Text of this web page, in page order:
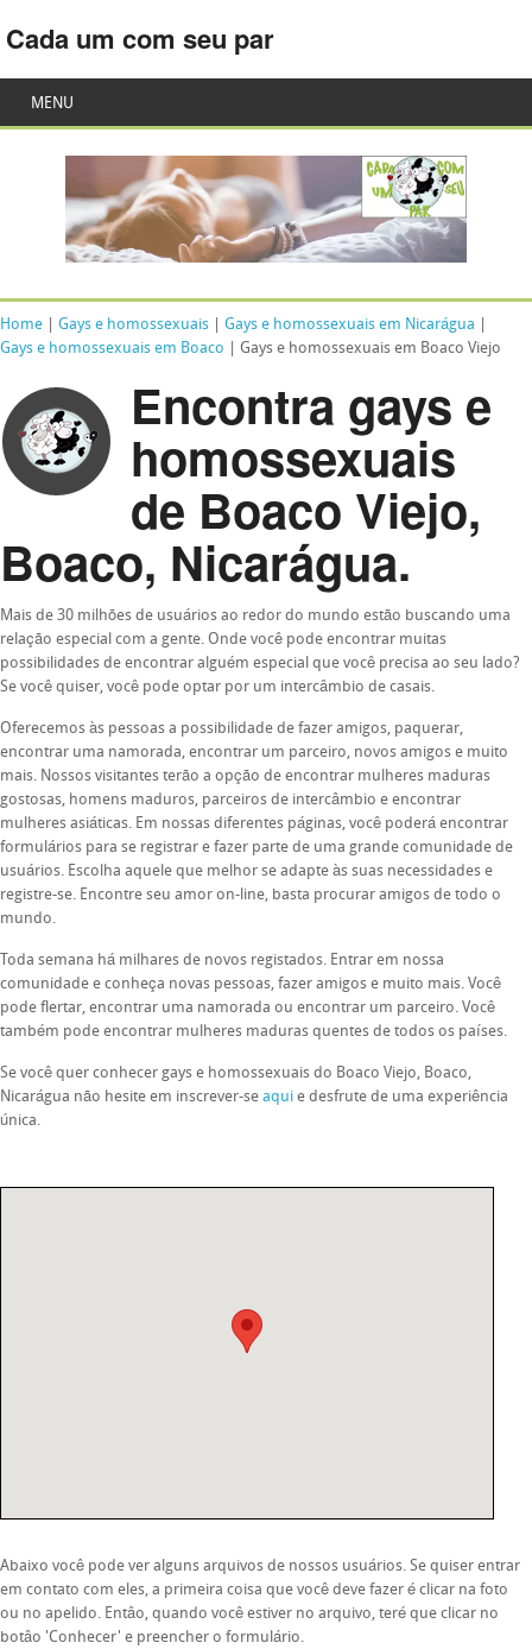
Cada um com seu par
MENU
Home Gays e homossexuais Gays e homossexuais em Nicarágua
Gays e homossexuais em Boaco | Gays e homossexuais em Boaco Viejo
Encontra gays e
homossexuais
de Boaco Viejo,
Boaco, Nicarágua.
Mais de 30 milhões de usuários ao redor do mundo estão buscando uma
relação especial com a gente. Onde você pode encontrar muitas
possibilidades de encontrar alguém especial que você precisa ao seu lado?
Se você quiser, você pode optar por um intercâmbio de casais.
Oferecemos às pessoas a possibilidade de fazer amigos, paquerar,
encontrar uma namorada, encontrar um parceiro, novos amigos e muito
mais. Nossos visitantes terão a opção de encontrar mulheres maduras
gostosas, homens maduros, parceiros de intercâmbio e encontrar
mulheres asiáticas. Em nossas diferentes páginas, você poderá encontrar
formulários para se registrar e fazer parte de uma grande comunidade de
usuários. Escolha aquele que melhor se adapte às suas necessidades e
registre-se. Encontre seu amor on-line, basta procurar amigos de todo o
mundo.
Toda semana há milhares de novos registados. Entrar em nossa
comunidade e conheça novas pessoas, fazer amigos e muito mais. Você
pode flertar, encontrar uma namorada ou encontrar um parceiro. Você
também pode encontrar mulheres maduras quentes de todos os países.
Se você quer conhecer gays e homossexuais do Boaco Viejo, Boaco,
Nicarágua não hesite em inscrever-se aqui e desfrute de uma experiência
única.
Abaixo você pode ver alguns arquivos de nossos usuários. Se quiser entrar
em contato com eles, a primeira coisa que você deve fazer é clicar na foto
ou no apelido. Entâo, quando você estiver no arquivo, teré que clicar no
botâo 'Conhecer' e preencher o formulário.